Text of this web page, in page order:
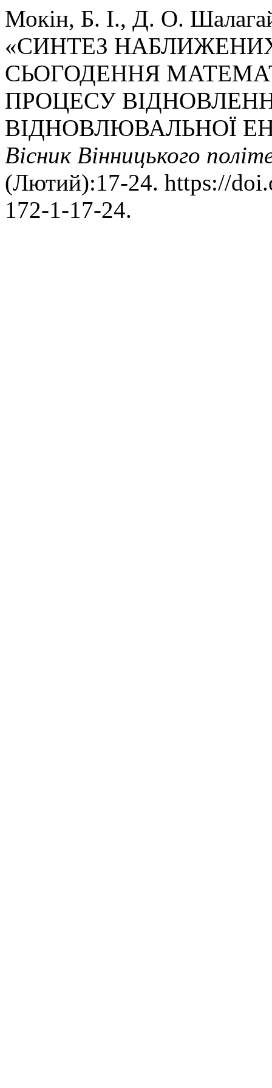
Мокін, Б. І., Д. О.
«СИНТЕЗ
СЬОГОДЕННЯ
ПРОЦЕСУ
ВІДНОВЛЮВАЛЬНОЇ
Вісник Вінницького
(Лютий):17-24. https://
172-1-17-24.